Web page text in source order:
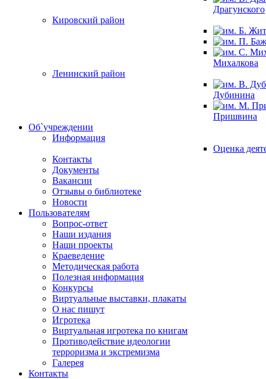
Драгунского
Кировский район
Михалкова
Ленинский район
Дубинина
Пришвина
Об`учреждении
Информация
Оценка
Контакты
Документы
Вакансии
Отзывы о библиотеке
Новости
Пользователям
Вопрос-ответ
Наши издания
Наши проекты
Краеведение
Методическая работа
Полезная информация
Конкурсы
Виртуальные выставки, плакаты
О нас пишут
Игротека
Виртуальная игротека по книгам
Противодействие идеологии
терроризма и экстремизма
Галерея
Контакты